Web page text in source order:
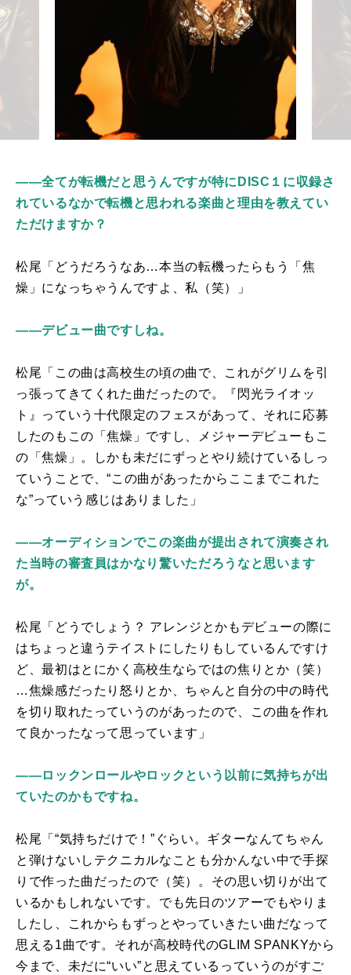
――全てが転機だと思うんですが特にDISC１に収録さ
れているなかで転機と思われる楽曲と理由を教えてい
ただけますか？
松尾「どうだろうなあ…本当の転機ったらもう「焦
燥」になっちゃうんですよ、私（笑）」
――デビュー曲ですしね。
松尾「この曲は高校生の頃の曲で、これがグリムを引
っ張ってきてくれた曲だったので。『閃光ライオッ
ト』っていう十代限定のフェスがあって、それに応募
したのもこの「焦燥」ですし、メジャーデビューもこ
の「焦燥」。しかも未だにずっとやり続けているしっ
ていうことで、“この曲があったからここまでこれた
な”っていう感じはありました」
――オーディションでこの楽曲が提出されて演奏され
た当時の審査員はかなり驚いただろうなと思います
が。
松尾「どうでしょう？ アレンジとかもデビューの際に
はちょっと違うテイストにしたりもしているんですけ
ど、最初はとにかく高校生ならではの焦りとか（笑）
…焦燥感だったり怒りとか、ちゃんと自分の中の時代
を切り取れたっていうのがあったので、この曲を作れ
て良かったなって思っています」
――ロックンロールやロックという以前に気持ちが出
ていたのかもですね。
松尾「“気持ちだけで！”ぐらい。ギターなんてちゃん
と弾けないしテクニカルなことも分かんない中で手探
りで作った曲だったので（笑）。その思い切りが出て
いるかもしれないです。でも先日のツアーでもやりま
したし、これからもずっとやっていきたい曲だなって
思える 1曲です。それが高校時代のGLIM SPANKYから
今まで、未だに“いい”と思えているっていうのがすご